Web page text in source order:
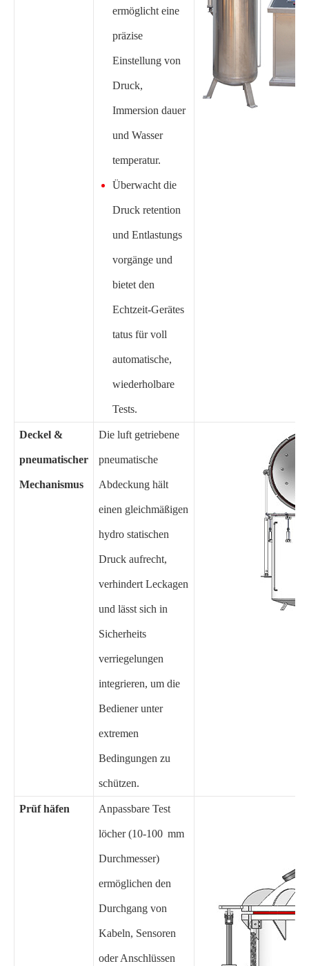
ermöglicht eine
präzise
Einstellung von
Druck,
Immersion dauer
und Wasser
temperatur.
Überwacht die
Druck retention
und Entlastungs
vorgänge und
bietet den
Echtzeit-Gerätes
tatus für voll
automatische,
wiederholbare
Tests.
Deckel &
pneumatischer
Mechanismus
Die luft getriebene
pneumatische
Abdeckung hält
einen gleichmäßigen
hydro statischen
Druck aufrecht,
verhindert Leckagen
und lässt sich in
Sicherheits
verriegelungen
integrieren, um die
Bediener unter
extremen
Bedingungen zu
schützen.
Prüf häfen Anpassbare Test
löcher (10-100 mm
Durchmesser)
ermöglichen den
Durchgang von
Kabeln, Sensoren
oder Anschlüssen